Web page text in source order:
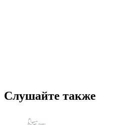
Слушайте также